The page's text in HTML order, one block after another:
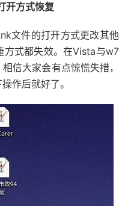
方式恢复
文件的打开方式更改其他
方式都失效。在Vista与w7
信大家会有点惊慌失措，
作后就好了。